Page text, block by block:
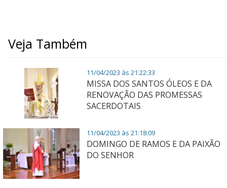
Veja Também
11/04/2023 às 21:22:33
MISSA DOS SANTOS ÓLEOS E DA
RENOVAÇÃO DAS PROMESSAS
SACERDOTAIS
11/04/2023 às 21:18:09
DOMINGO DE RAMOS E DA PAIXÃO
DO SENHOR